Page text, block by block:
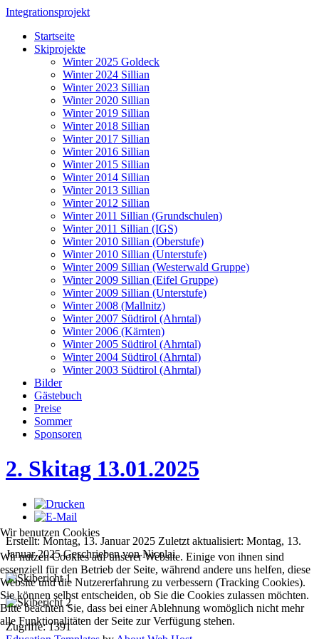
Integrationsprojekt
Startseite
Skiprojekte
Winter 2025 Goldeck
Winter 2024 Sillian
Winter 2023 Sillian
Winter 2020 Sillian
Winter 2019 Sillian
Winter 2018 Sillian
Winter 2017 Sillian
Winter 2016 Sillian
Winter 2015 Sillian
Winter 2014 Sillian
Winter 2013 Sillian
Winter 2012 Sillian
Winter 2011 Sillian (Grundschulen)
Winter 2011 Sillian (IGS)
Winter 2010 Sillian (Oberstufe)
Winter 2010 Sillian (Unterstufe)
Winter 2009 Sillian (Westerwald Gruppe)
Winter 2009 Sillian (Eifel Gruppe)
Winter 2009 Sillian (Unterstufe)
Winter 2008 (Mallnitz)
Winter 2007 Südtirol (Ahrntal)
Winter 2006 (Kärnten)
Winter 2005 Südtirol (Ahrntal)
Winter 2004 Südtirol (Ahrntal)
Winter 2003 Südtirol (Ahrntal)
Bilder
Gästebuch
Preise
Sommer
Sponsoren
2. Skitag 13.01.2025
Erstellt: Montag, 13. Januar 2025 Zuletzt aktualisiert: Montag, 13.
Januar 2025Geschrieben von Nicolai
Zugriffe: 1391
Wir benutzen Cookies
Wir nutzen Cookies auf unserer Website. Einige von ihnen sind
essenziell für den Betrieb der Seite, während andere uns helfen, diese
Website und die Nutzererfahrung zu verbessern (Tracking Cookies).
Sie können selbst entscheiden, ob Sie die Cookies zulassen möchten.
Bitte beachten Sie, dass bei einer Ablehnung womöglich nicht mehr
alle Funktionalitäten der Seite zur Verfügung stehen.